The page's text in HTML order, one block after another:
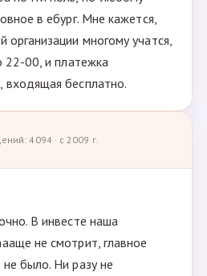
в ебург. Мне кажется,
организации многому учатся,
22-00, и платежка
входящая бесплатно.
4094 · с 2009 г.
В инвесте наша
не смотрит, главное
было. Ни разу не